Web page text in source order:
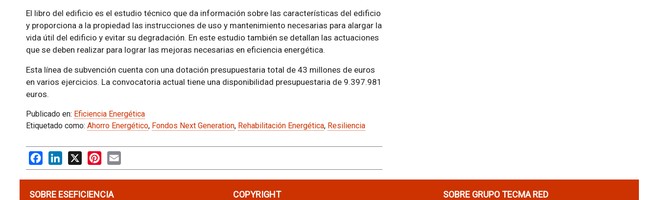
El libro del edificio es el estudio técnico que da información sobre las características del edificio
y proporciona a la propiedad las instrucciones de uso y mantenimiento necesarias para alargar la
vida útil del edificio y evitar su degradación. En este estudio también se detallan las actuaciones
que se deben realizar para lograr las mejoras necesarias en eficiencia energética.
Esta línea de subvención cuenta con una dotación presupuestaria total de 43 millones de euros
en varios ejercicios. La convocatoria actual tiene una disponibilidad presupuestaria de 9.397.981
euros.
Publicado en: Eficiencia Energética
Etiquetado como: Ahorro Energético, Fondos Next Generation, Rehabilitación Energética, Resiliencia
FacebookLinkedIn
X PinterestEmail
SOBRE ESEFICIENCIA COPYRIGHT SOBRE GRUPO TECMA RED